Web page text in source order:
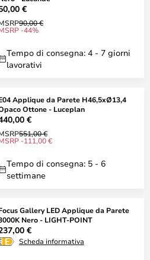
€
90,00 €
-44%
Tempo di consegna: 4 - 7 giorni
lavorativi
Applique da Parete H46,5xØ13,4
Ottone - Luceplan
€
551,00 €
-111,00 €
Tempo di consegna: 5 - 6
settimane
Gallery LED Applique da Parete
Nero - LIGHT-POINT
€
Scheda informativa